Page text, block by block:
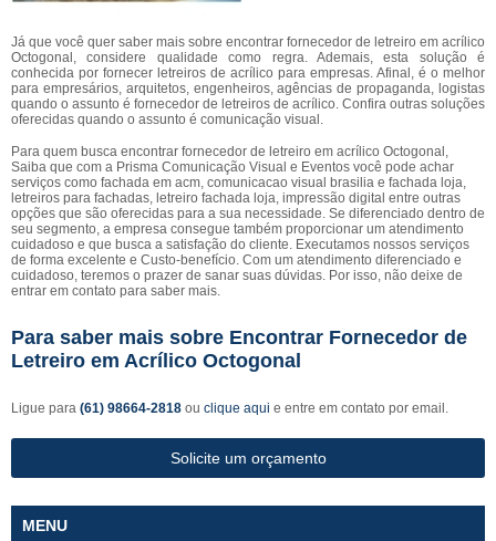
Já que você quer saber mais sobre encontrar fornecedor de letreiro em acrílico
Octogonal, considere qualidade como regra. Ademais, esta solução é
conhecida por fornecer letreiros de acrílico para empresas. Afinal, é o melhor
para empresários, arquitetos, engenheiros, agências de propaganda, logistas
quando o assunto é fornecedor de letreiros de acrílico. Confira outras soluções
oferecidas quando o assunto é comunicação visual.
Para quem busca encontrar fornecedor de letreiro em acrílico Octogonal,
Saiba que com a Prisma Comunicação Visual e Eventos você pode achar
serviços como fachada em acm, comunicacao visual brasilia e fachada loja,
letreiros para fachadas, letreiro fachada loja, impressão digital entre outras
opções que são oferecidas para a sua necessidade. Se diferenciado dentro de
seu segmento, a empresa consegue também proporcionar um atendimento
cuidadoso e que busca a satisfação do cliente. Executamos nossos serviços
de forma excelente e Custo-benefício. Com um atendimento diferenciado e
cuidadoso, teremos o prazer de sanar suas dúvidas. Por isso, não deixe de
entrar em contato para saber mais.
Para saber mais sobre Encontrar Fornecedor de
Letreiro em Acrílico Octogonal
Ligue para (61) 98664-2818 ou clique aqui e entre em contato por email.
Solicite um orçamento
MENU